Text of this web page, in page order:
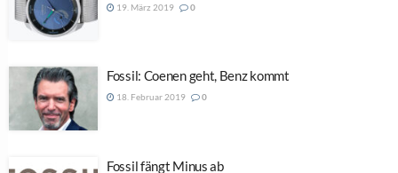
19. März 2019 0
Fossil: Coenen geht, Benz kommt
18. Februar 2019 0
Fossil fängt Minus ab